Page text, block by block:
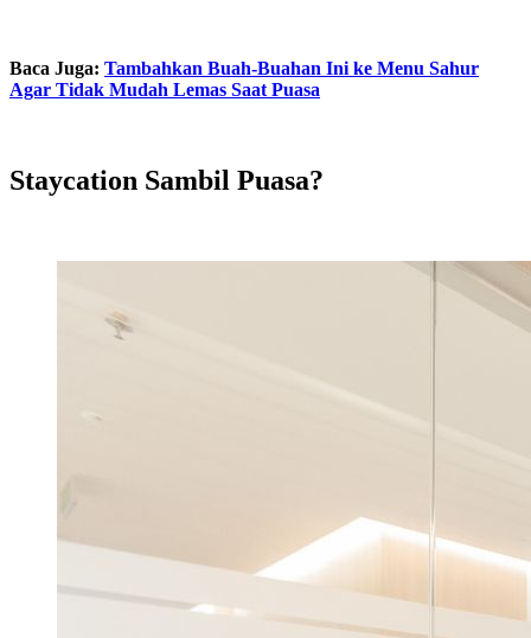
Baca Juga: Tambahkan Buah-Buahan Ini ke Menu Sahur
Agar Tidak Mudah Lemas Saat Puasa
Staycation Sambil Puasa?